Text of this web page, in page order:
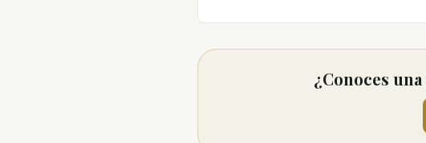
¿Conoces